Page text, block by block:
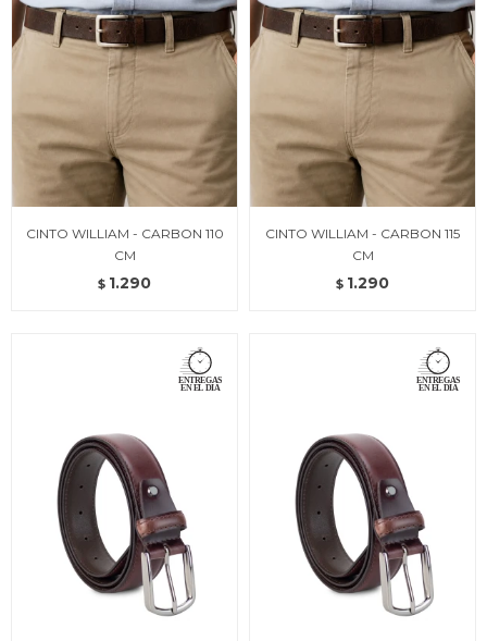
CINTO WILLIAM - CARBON 110
CM
$ 1.290
CINTO WILLIAM - CARBON 115
CM
$ 1.290